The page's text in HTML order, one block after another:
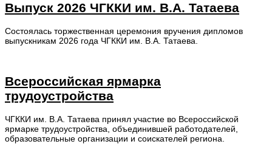
Выпуск 2026 ЧГККИ им. В.А. Татаева
Состоялась торжественная церемония вручения дипломов
выпускникам 2026 года ЧГККИ им. В.А. Татаева.
Всероссийская ярмарка
трудоустройства
ЧГККИ им. В.А. Татаева принял участие во Всероссийской
ярмарке трудоустройства, объединившей работодателей,
образовательные организации и соискателей региона.